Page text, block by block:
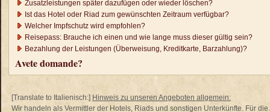
Zusatzleistungen später dazufügen oder wieder löschen?
Ist das Hotel oder Riad zum gewünschten Zeitraum verfügbar?
Welcher Impfschutz wird empfohlen?
Reisepass: Brauche ich einen und wie lange muss dieser gültig sein?
Bezahlung der Leistungen (Überweisung, Kreditkarte, Barzahlung)?
Avete domande?
[Translate to Italienisch:] Hinweis zu unseren Angeboten allgemein:
Wir handeln als Vermittler der Hotels, Riads und sonstigen Unterkünfte. Für